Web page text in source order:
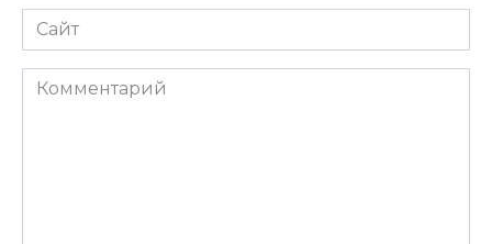
Сайт
Комментарий